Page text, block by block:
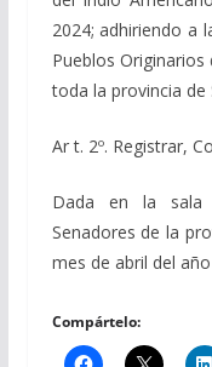
2024; adhiriendo a
Pueblos
toda la provincia de
Ar t. 2º. Registrar,
Dada en la sala
Senadores de la
mes de abril del
Compártelo: